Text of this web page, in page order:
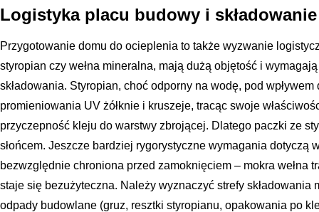
Logistyka placu budowy i składowanie
Przygotowanie domu do ocieplenia to także wyzwanie
styropian czy wełna mineralna, mają dużą objętość i
składowania. Styropian, choć odporny na wodę, pod wpływem
promieniowania UV żółknie i kruszeje, tracąc swoje
przyczepność kleju do warstwy zbrojącej. Dlatego paczki ze
słońcem. Jeszcze bardziej rygorystyczne wymagania dotyczą
bezwzględnie chroniona przed zamoknięciem – mokra wełna
staje się bezużyteczna. Należy wyznaczyć strefy składowania
odpady budowlane (gruz, resztki styropianu, opakowania po